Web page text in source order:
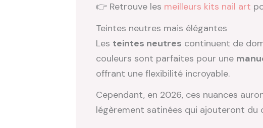
👉 Retrouve les meilleurs kits nail art
Teintes neutres mais élégantes
Les teintes neutres continuent de
couleurs sont parfaites pour une
offrant une flexibilité incroyable.
Cependant, en 2026, ces nuances
légèrement satinées qui ajouteront